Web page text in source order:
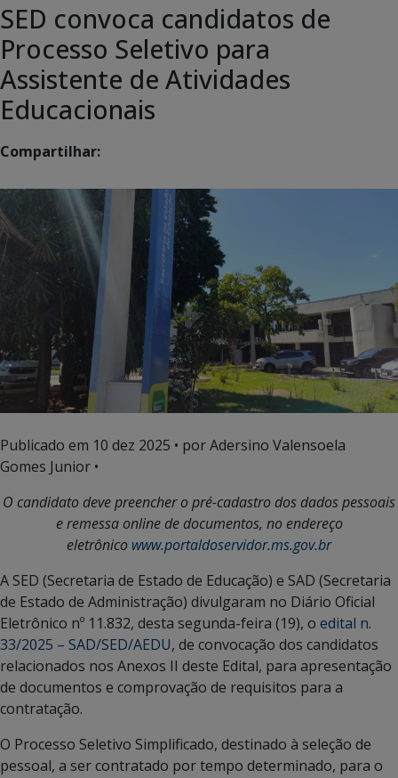
SED convoca candidatos de
Processo Seletivo para
Assistente de Atividades
Educacionais
Compartilhar:
Publicado em 10 dez 2025 • por Adersino Valensoela
Gomes Junior •
O candidato deve preencher o pré-cadastro dos dados pessoais
e remessa online de documentos, no endereço
eletrônico www.portaldoservidor.ms.gov.br
A SED (Secretaria de Estado de Educação) e SAD (Secretaria
de Estado de Administração) divulgaram no Diário Oficial
Eletrônico nº 11.832, desta segunda-feira (19), o edital n.
33/2025 – SAD/SED/AEDU, de convocação dos candidatos
relacionados nos Anexos II deste Edital, para apresentação
de documentos e comprovação de requisitos para a
contratação.
O Processo Seletivo Simplificado, destinado à seleção de
pessoal, a ser contratado por tempo determinado, para o